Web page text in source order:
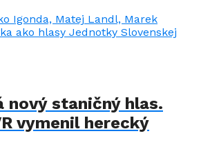
nový staničný hlas.
vymenil herecký